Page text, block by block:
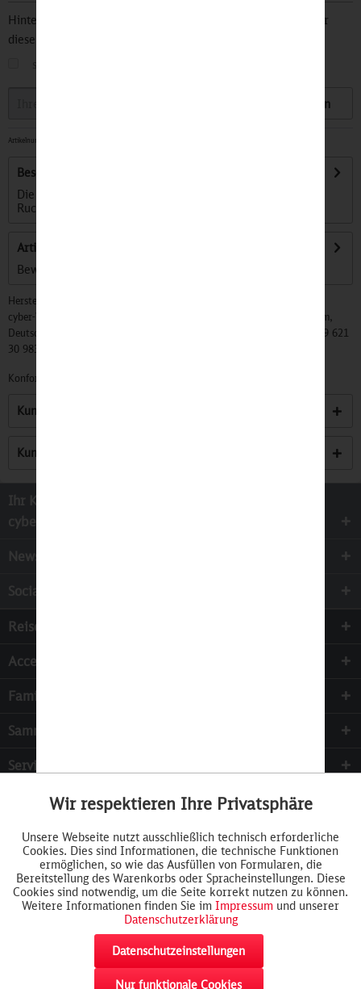
Hinterlegen Sie Ihre Email Adresse und bleiben Sie stets über
diesen Artikel informiert.
Speichern
Artikelnummer:
Beschreibung
Die 3in1 Funktion Die ValkOne ist eine Kombination aus
Rucksack, Gepäckträgertasche und...
Artikel bewerten
Bewertungen lesen, schreiben und diskutieren...
Hersteller:
cyber-Wear Heidelberg GmbH, Elsa-Brändström-Str. 4, 68229 Mannheim,
Deutschland, Info@mycybergroup.com, https://mycybergroup.com, +49 621
30 983 0
Konformitätserklärungen zu unseren Produkten finden Sie
Kunden kauften auch
Kunden haben sich ebenfalls angesehen
Ihr Kontakt zur
cyber-Wear Heidelberg GmbH
Newsletter
Socialmedia
Reisen
Accessoires
Familie & Kinder
Sammeln
Services
Funktionale Aktiv
Tracking Inaktiv
Wir respektieren Ihre Privatsphäre
Unsere Webseite nutzt ausschließlich technisch erforderliche
Cookies. Dies sind Informationen, die technische Funktionen
ermöglichen, so wie das Ausfüllen von Formularen, die
Bereitstellung des Warenkorbs oder Spracheinstellungen. Diese
Cookies sind notwendig, um die Seite korrekt nutzen zu können.
Weitere Informationen finden Sie im Impressum und unserer
Datenschutzerklärung
Datenschutzeinstellungen
Nur funktionale Cookies